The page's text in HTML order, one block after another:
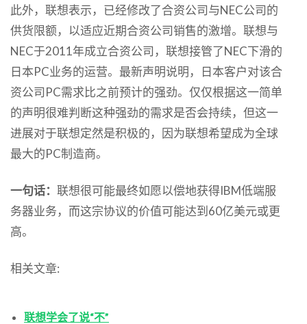
此外，联想表示，已经修改了合资公司与NEC公司的
供货限额，以适应近期合资公司销售的激增。联想与
NEC于2011年成立合资公司，联想接管了NEC下滑的
日本PC业务的运营。最新声明说明，日本客户对该合
资公司PC需求比之前预计的强劲。仅仅根据这一简单
的声明很难判断这种强劲的需求是否会持续，但这一
进展对于联想定然是积极的，因为联想希望成为全球
最大的PC制造商。
一句话： 联想很可能最终如愿以偿地获得IBM低端服
务器业务，而这宗协议的价值可能达到60亿美元或更
高。
相关文章:
联想学会了说“不”